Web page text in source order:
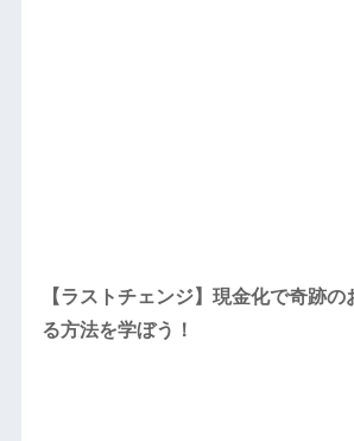
【ラストチェンジ】現金化で奇跡の
る方法を学ぼう！